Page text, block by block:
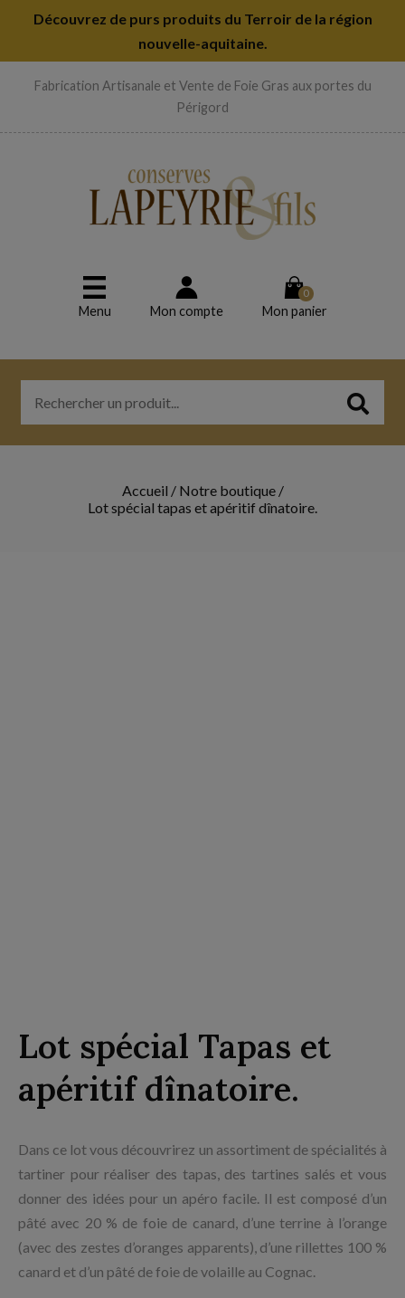
Découvrez de purs produits du Terroir de la région
nouvelle-aquitaine.
Fabrication Artisanale et Vente de Foie Gras aux portes du
Périgord
Menu Mon compte
0
Mon panier
Accueil / Notre boutique /
Lot spécial tapas et apéritif dînatoire.
Lot spécial Tapas et
apéritif dînatoire.
Dans ce lot vous découvrirez un assortiment de spécialités à
tartiner pour réaliser des tapas, des tartines salés et vous
donner des idées pour un apéro facile. Il est composé d’un
pâté avec 20 % de foie de canard, d’une terrine à l’orange
(avec des zestes d’oranges apparents), d’une rillettes 100 %
canard et d’un pâté de foie de volaille au Cognac.